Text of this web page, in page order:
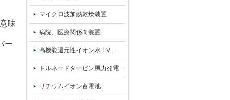
味
ー
マイクロ波加熱乾燥装置
病院、医療関係向装置
高機能還元性イオン水 EV…
トルネードタービン風力発電…
リチウムイオン蓄電池